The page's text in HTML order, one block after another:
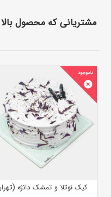
مشتریانی که محصول
کیک نوتلا و تمشک دانژه